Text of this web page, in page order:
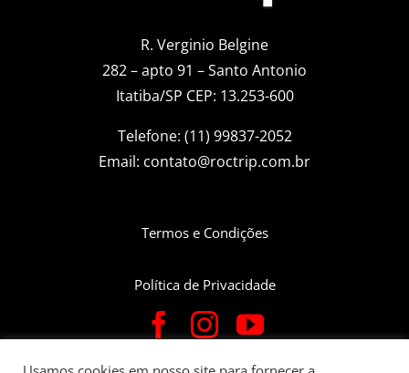
R. Verginio Belgine
282 – apto 91 – Santo Antonio
Itatiba/SP CEP: 13.253-600
Telefone: (11) 99837-2052
Email: contato@roctrip.com.br
Termos e Condições
Política de Privacidade